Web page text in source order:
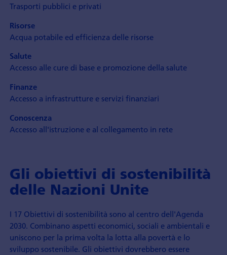
Trasporti pubblici e privati
Risorse
Acqua potabile ed efficienza delle risorse
Salute
Accesso alle cure di base e promozione della salute
Finanze
Accesso a infrastrutture e servizi finanziari
Conoscenza
Accesso all'istruzione e al collegamento in rete
Gli obiettivi di sostenibilità
delle Nazioni Unite
I 17 Obiettivi di sostenibilità sono al centro dell'Agenda
2030. Combinano aspetti economici, sociali e ambientali e
uniscono per la prima volta la lotta alla povertà e lo
sviluppo sostenibile. Gli obiettivi dovrebbero essere